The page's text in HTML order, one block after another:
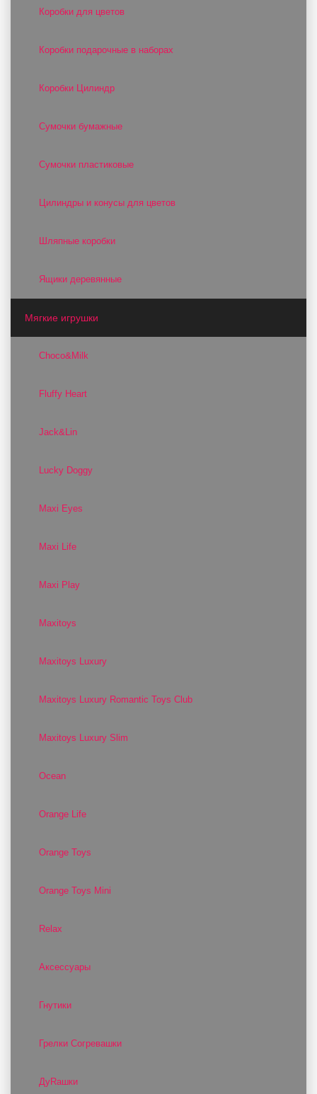
Коробки для цветов
Коробки подарочные в наборах
Коробки Цилиндр
Сумочки бумажные
Сумочки пластиковые
Цилиндры и конусы для цветов
Шляпные коробки
Ящики деревянные
Мягкие игрушки
Choco&Milk
Fluffy Heart
Jack&Lin
Lucky Doggy
Maxi Eyes
Maxi Life
Maxi Play
Maxitoys
Maxitoys Luxury
Maxitoys Luxury Romantic Toys Club
Maxitoys Luxury Slim
Ocean
Orange Life
Orange Toys
Orange Toys Mini
Relax
Аксессуары
Гнутики
Грелки Согревашки
ДуRашки